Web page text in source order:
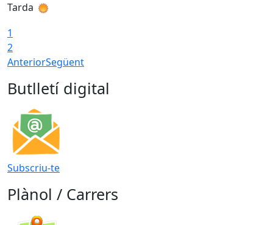
Tarda
1
2
AnteriorSegüent
Butlletí digital
Subscriu-te
Plànol / Carrers